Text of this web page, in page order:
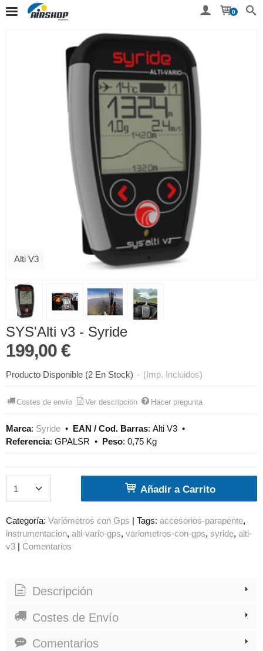
0
Alti V3
SYS'Alti v3 - Syride
199,00 €
Producto Disponible (2 En Stock) - (Imp. Incluidos)
Costes de envío Ver descripción Hacer pregunta
Marca: Syride • EAN / Cod. Barras: Alti V3 •
Referencia: GPALSR • Peso: 0,75 Kg
Añadir a Carrito
Categoría: Variómetros con Gps | Tags: accesorios-parapente
instrumentacion alti-vario-gps variometros-con-gps syride alti-
v3 | Comentarios
Descripción
Costes de Envío
Comentarios